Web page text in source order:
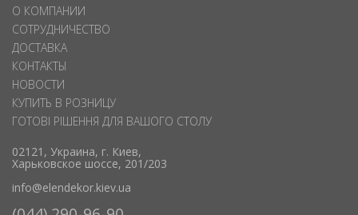
О КОМПАНИИ
СОТРУДНИЧЕСТВО
ДОСТАВКА
КОНТАКТЫ
НОВОСТИ
КУПИТЬ В РОЗНИЦУ
ГОТОВІ РІШЕННЯ ДЛЯ ВАШОГО СТОЛУ
02121, Украина, г. Киев,
Харьковское шоссе, 201/203
info@elendekor.kiev.ua